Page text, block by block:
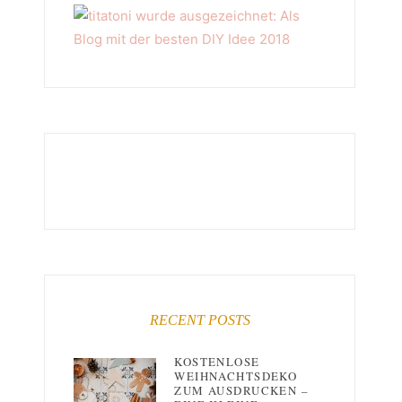
RECENT POSTS
KOSTENLOSE
WEIHNACHTSDEKO
ZUM AUSDRUCKEN –